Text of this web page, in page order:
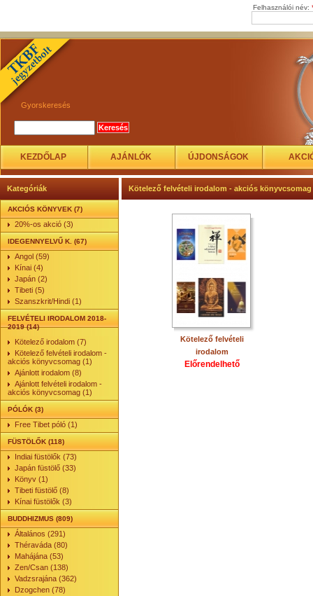
Felhasználói név:
Gyorskeresés
KEZDŐLAP AJÁNLÓK ÚJDONSÁGOK
Kategóriák
AKCIÓS KÖNYVEK (7)
20%-os akció (3)
IDEGENNYELVŰ K. (67)
Angol (59)
Kínai (4)
Japán (2)
Tibeti (5)
Szanszkrit/Hindi (1)
FELVÉTELI IRODALOM 2018-
2019 (14)
Kötelező irodalom (7)
Kötelező felvételi irodalom -
akciós könyvcsomag (1)
Ajánlott irodalom (8)
Ajánlott felvételi irodalom -
akciós könyvcsomag (1)
PÓLÓK (3)
Free Tibet póló (1)
FÜSTÖLŐK (118)
Indiai füstölők (73)
Japán füstölő (33)
Könyv (1)
Tibeti füstölő (8)
Kínai füstölők (3)
BUDDHIZMUS (809)
Általános (291)
Théraváda (80)
Mahájána (53)
Zen/Csan (138)
Vadzsrajána (362)
Dzogchen (78)
Kötelező felvételi irodalom - akciós könyvcsomag
Kötelező felvételi
irodalom
Előrendelhető